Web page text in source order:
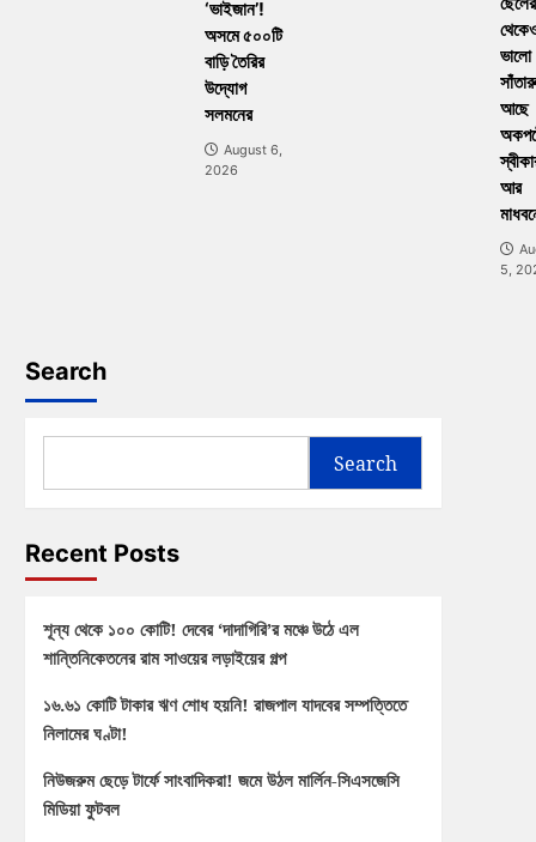
‘ভাইজান’!
অসমে ৫০০টি
বাড়ি তৈরির
উদ্যোগ
সলমনের
August 6,
2026
ভালো
সাঁতারু
আছে
আর
5,
Search
Search
Recent Posts
শূন্য থেকে ১০০ কোটি! দেবের ‘দাদাগিরি’র মঞ্চে উঠে এল
শান্তিনিকেতনের রাম সাওয়ের লড়াইয়ের গল্প
১৬.৬১ কোটি টাকার ঋণ শোধ হয়নি! রাজপাল যাদবের সম্পত্তিতে
নিলামের ঘণ্টা!
নিউজরুম ছেড়ে টার্ফে সাংবাদিকরা! জমে উঠল মার্লিন-সিএসজেসি
মিডিয়া ফুটবল